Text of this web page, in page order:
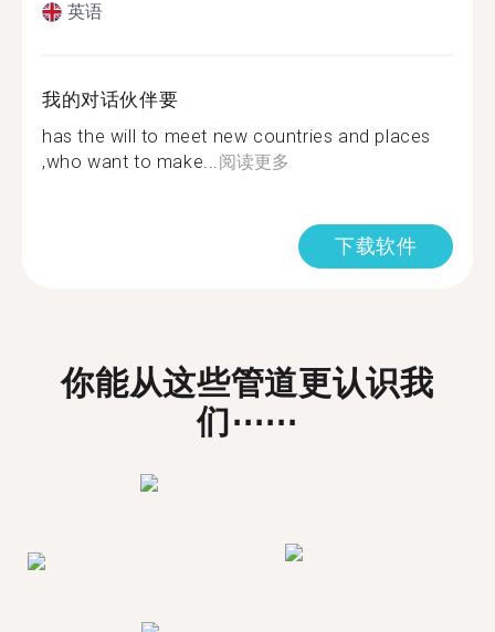
英语
我的对话伙伴要
has the will to meet new countries and places
,who want to make...阅读更多
下载软件
你能从这些管道更认识我
们⋯⋯